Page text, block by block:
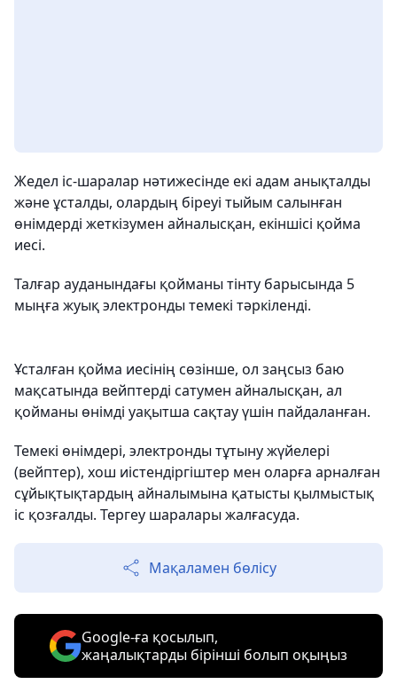
Жедел іс-шаралар нәтижесінде екі адам анықталды
және ұсталды, олардың біреуі тыйым салынған
өнімдерді жеткізумен айналысқан, екіншісі қойма
иесі.
Талғар ауданындағы қойманы тінту барысында 5
мыңға жуық электронды темекі тәркіленді.
Ұсталған қойма иесінің сөзінше, ол заңсыз баю
мақсатында вейптерді сатумен айналысқан, ал
қойманы өнімді уақытша сақтау үшін пайдаланған.
Темекі өнімдері, электронды тұтыну жүйелері
(вейптер), хош иістендіргіштер мен оларға арналған
сұйықтықтардың айналымына қатысты қылмыстық
іс қозғалды. Тергеу шаралары жалғасуда.
Мақаламен бөлісу
Google-ға қосылып,
жаңалықтарды бірінші болып оқыңыз